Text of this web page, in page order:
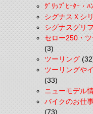
ｸﾞﾘｯﾌﾟﾋｰﾀｰ・ﾊ
シグナスＸシ
シグナスグリ
セロー250・
(3)
ツーリング
ツーリングや
(33)
ニューモデル
バイクのお仕
(73)